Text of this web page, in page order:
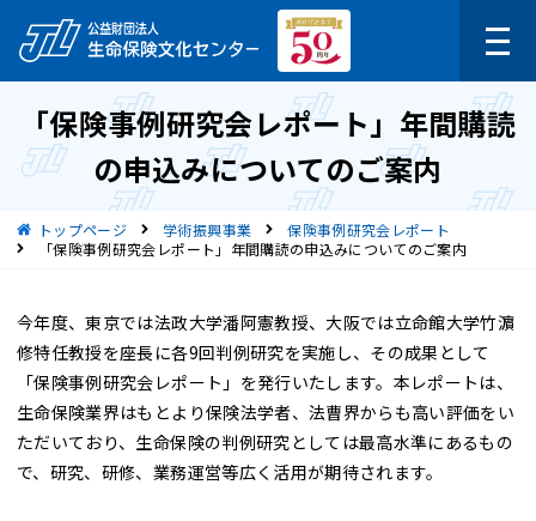
「保険事例研究会レポート」年間購読
の申込みについてのご案内
現在位置トップページ 学術振興事業
保険事例研究会レポート
「保険事例研究会レポート」年間購読の申込みについてのご案内
今年度、東京では法政大学潘阿憲教授、大阪では立命館大学竹濵
修特任教授を座長に各9回判例研究を実施し、その成果として
「保険事例研究会レポート」を発行いたします。本レポートは、
生命保険業界はもとより保険法学者、法曹界からも高い評価をい
ただいており、生命保険の判例研究としては最高水準にあるもの
で、研究、研修、業務運営等広く活用が期待されます。